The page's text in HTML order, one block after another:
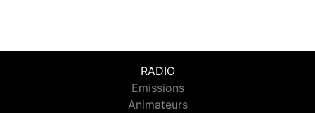
RADIO
Emissions
Animateurs